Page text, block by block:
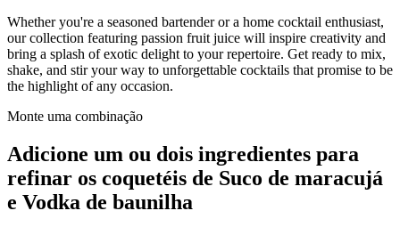
Whether you're a seasoned bartender or a home cocktail enthusiast,
our collection featuring passion fruit juice will inspire creativity and
bring a splash of exotic delight to your repertoire. Get ready to mix,
shake, and stir your way to unforgettable cocktails that promise to be
the highlight of any occasion.
Monte uma combinação
Adicione um ou dois ingredientes para
refinar os coquetéis de Suco de maracujá
e Vodka de baunilha